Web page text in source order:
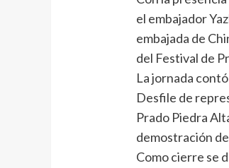
el embajador
embajada de
del Festival de
La jornada
Desfile de
Prado Piedra
demostración
Como cierre se